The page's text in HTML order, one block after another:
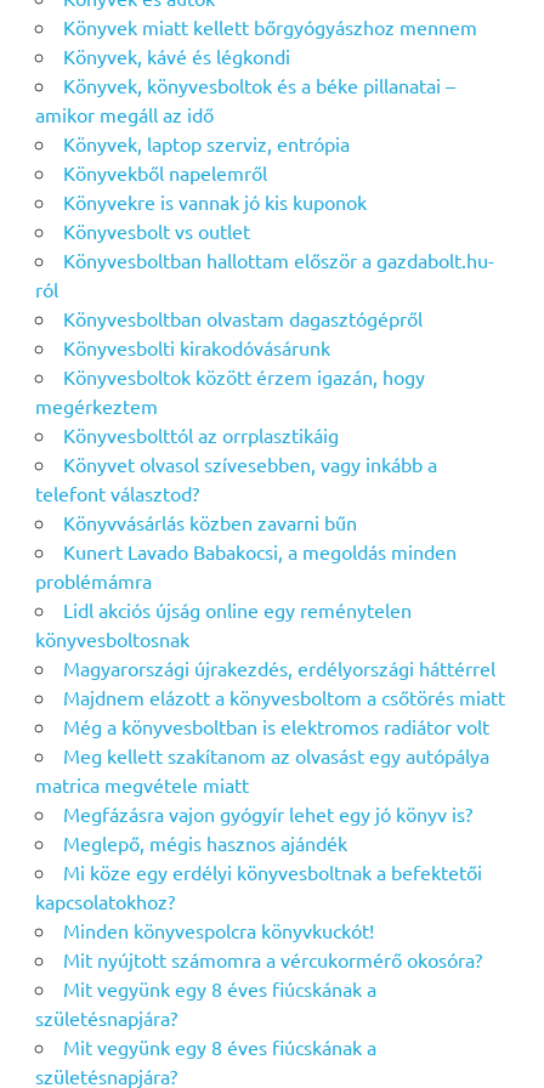
Könyvek miatt kellett bőrgyógyászhoz mennem
Könyvek, kávé és légkondi
Könyvek, könyvesboltok és a béke pillanatai –
amikor megáll az idő
Könyvek, laptop szerviz, entrópia
Könyvekből napelemről
Könyvekre is vannak jó kis kuponok
Könyvesbolt vs outlet
Könyvesboltban hallottam először a gazdabolt.hu-
ról
Könyvesboltban olvastam dagasztógépről
Könyvesbolti kirakodóvásárunk
Könyvesboltok között érzem igazán, hogy
megérkeztem
Könyvesbolttól az orrplasztikáig
Könyvet olvasol szívesebben, vagy inkább a
telefont választod?
Könyvvásárlás közben zavarni bűn
Kunert Lavado Babakocsi, a megoldás minden
problémámra
Lidl akciós újság online egy reménytelen
könyvesboltosnak
Magyarországi újrakezdés, erdélyországi háttérrel
Majdnem elázott a könyvesboltom a csőtörés miatt
Még a könyvesboltban is elektromos radiátor volt
Meg kellett szakítanom az olvasást egy autópálya
matrica megvétele miatt
Megfázásra vajon gyógyír lehet egy jó könyv is?
Meglepő, mégis hasznos ajándék
Mi köze egy erdélyi könyvesboltnak a befektetői
kapcsolatokhoz?
Minden könyvespolcra könyvkuckót!
Mit nyújtott számomra a vércukormérő okosóra?
Mit vegyünk egy 8 éves fiúcskának a
születésnapjára?
Mit vegyünk egy 8 éves fiúcskának a
születésnapjára?